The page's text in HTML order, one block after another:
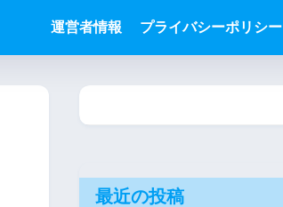
運営者情報 プライバシーポリシー
最近の投稿